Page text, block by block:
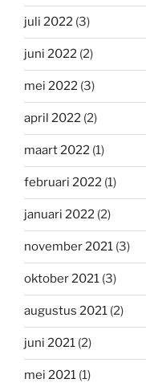
juli 2022 (3)
juni 2022 (2)
mei 2022 (3)
april 2022 (2)
maart 2022 (1)
februari 2022 (1)
januari 2022 (2)
november 2021 (3)
oktober 2021 (3)
augustus 2021 (2)
juni 2021 (2)
mei 2021 (1)